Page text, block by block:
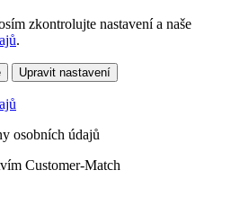
zkontrolujte nastavení a naše
.
Upravit nastavení
osobních údajů
Customer-Match